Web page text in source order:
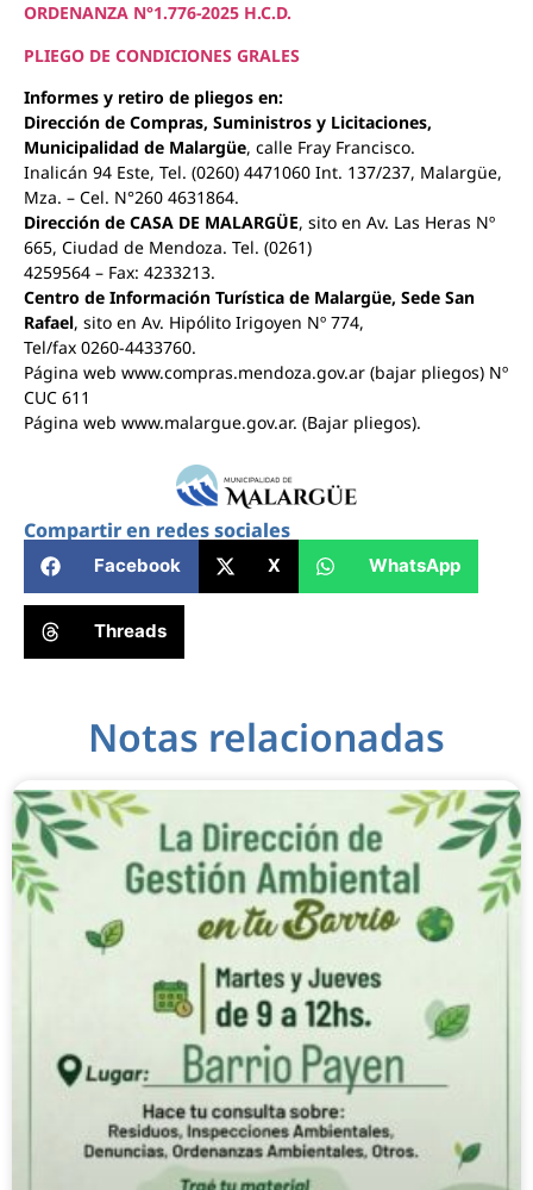
ORDENANZA N°1.776-2025 H.C.D.
PLIEGO DE CONDICIONES GRALES
Informes y retiro de pliegos en:
Dirección de Compras, Suministros y Licitaciones,
Municipalidad de Malargüe, calle Fray Francisco.
Inalicán 94 Este, Tel. (0260) 4471060 Int. 137/237, Malargüe,
Mza. – Cel. N°260 4631864.
Dirección de CASA DE MALARGÜE, sito en Av. Las Heras Nº
665, Ciudad de Mendoza. Tel. (0261)
4259564 – Fax: 4233213.
Centro de Información Turística de Malargüe, Sede San
Rafael, sito en Av. Hipólito Irigoyen Nº 774,
Tel/fax 0260-4433760.
Página web www.compras.mendoza.gov.ar (bajar pliegos) Nº
CUC 611
Página web www.malargue.gov.ar. (Bajar pliegos).
Compartir en redes sociales
Facebook X WhatsApp
Threads
Notas relacionadas